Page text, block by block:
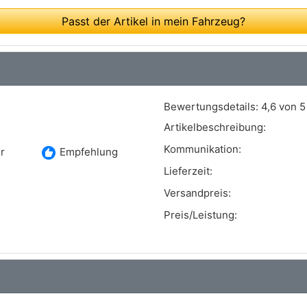
Passt der Artikel in mein Fahrzeug?
recommend Empfehlung
Bewertungsdetails: 4,6 von 5
Artikelbeschreibung:
Kommunikation:
Lieferzeit:
Versandpreis:
Preis/Leistung: